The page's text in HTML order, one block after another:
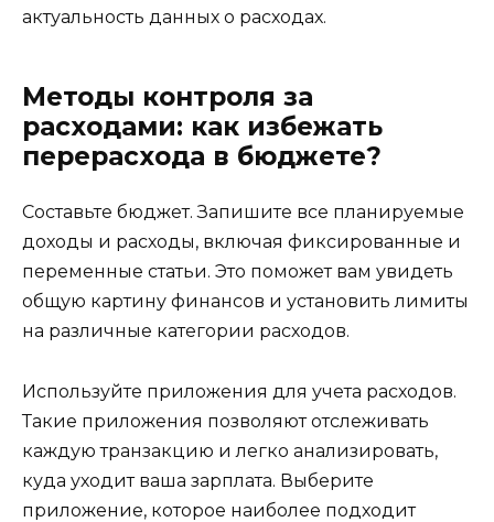
актуальность данных о расходах.
Методы контроля за
расходами: как избежать
перерасхода в бюджете?
Составьте бюджет. Запишите все планируемые
доходы и расходы, включая фиксированные и
переменные статьи. Это поможет вам увидеть
общую картину финансов и установить лимиты
на различные категории расходов.
Используйте приложения для учета расходов.
Такие приложения позволяют отслеживать
каждую транзакцию и легко анализировать,
куда уходит ваша зарплата. Выберите
приложение, которое наиболее подходит